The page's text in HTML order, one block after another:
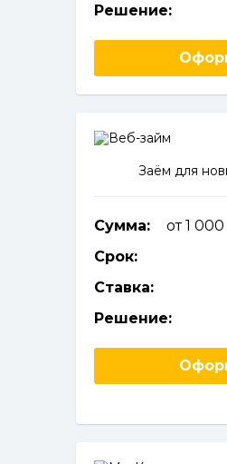
Решение:
Заём для
Сумма:
от 1
Срок:
Ставка:
Решение: